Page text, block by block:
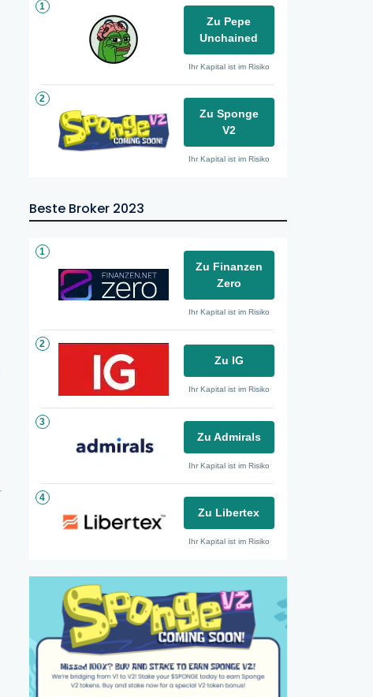
1
Zu Pepe
Unchained
Ihr Kapital ist im Risiko
2
Zu Sponge
V2
Ihr Kapital ist im Risiko
Beste Broker 2023
1
Zu Finanzen
Zero
Ihr Kapital ist im Risiko
2
Zu IG
Ihr Kapital ist im Risiko
3
Zu Admirals
Ihr Kapital ist im Risiko
4
Zu Libertex
Ihr Kapital ist im Risiko